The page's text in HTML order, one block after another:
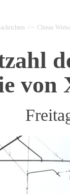
>> Chinas
von